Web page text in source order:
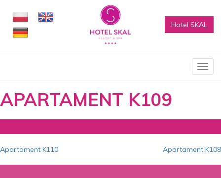
Hotel SKAL
menu
APARTAMENT K109
Nawigacja
wpisu
Apartament K110 Apartament K108